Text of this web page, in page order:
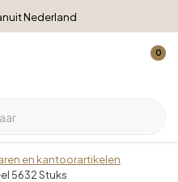
Nederland
0
en kantoorartikelen
5632 Stuks